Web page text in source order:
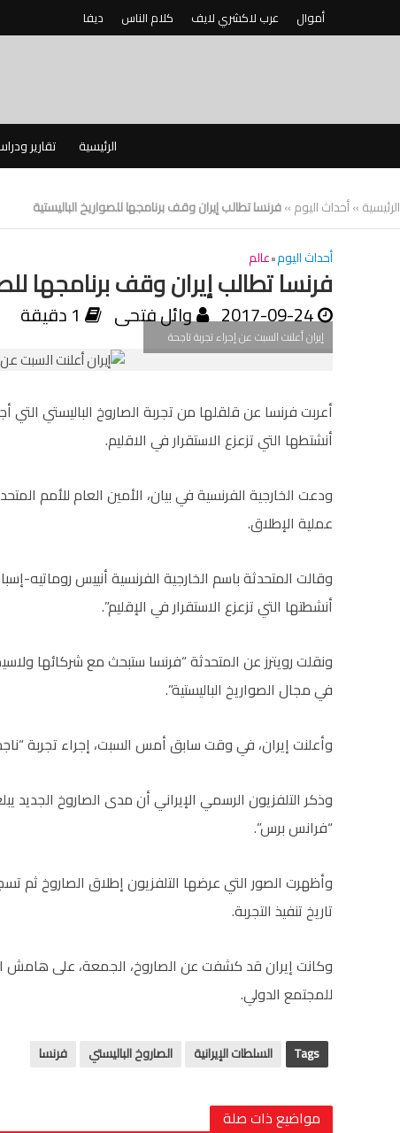
أموال عرب لاكشري لايف كلام الناس ديفا
الرئيسية تقارير
الرئيسية»أحداث اليوم»فرنسا تطالب إيران وقف برنامجها للصواريخ الباليستية
أحداث اليوم•عالم
فرنسا تطالب إيران وقف برنامجها
2017-09-24 وائل فتحى 1 دقيقة
إيران أعلنت السبت عن إجراء تجربة تاجحة
أعربت فرنسا عن قلقلها من تجربة الصاروخ الباليستي التي
أنشتطها التي تزعزع الاستقرار في الاقليم.
ودعت الخارجية الفرنسية في بيان، الأمين العام للأمم
عملية الإطلاق.
وقالت المتحدثة باسم الخارجية الفرنسية أنييس روماتيه-
أنشطتها التي تزعزع الاستقرار في الإقليم”.
ونقلت رويترز عن المتحدثة “فرنسا ستبحث مع شركائها
في مجال الصواريخ الباليستية”.
وأعلنت إيران، في وقت سابق أمس السبت، إجراء تجربة
“فرانس برس”.
وأظهرت الصور التي عرضها التلفزيون إطلاق الصاروخ ثم
تاريخ تنفيذ التجربة.
وكانت إيران قد كشفت عن الصاروخ، الجمعة، على
للمجتمع الدولي.
Tags السلطات الإيرانية الصاروخ الباليستي فرنسا
مواضيع ذات صلة